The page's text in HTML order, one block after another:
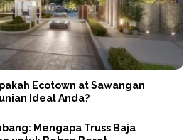
Ecotown at Sawangan
Ideal Anda?
Mengapa Truss Baja